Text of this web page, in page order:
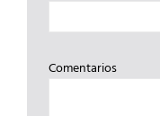
Comentarios